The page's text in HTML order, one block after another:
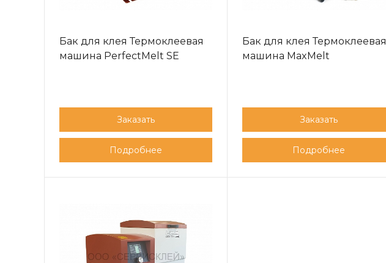
Бак для клея Термоклеевая
машина PerfectMelt SE
Заказать
Подробнее
Бак для клея Термоклеевая
машина MaxMelt
Заказать
Подробнее